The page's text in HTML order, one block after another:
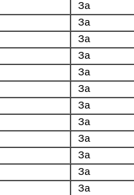
За
За
За
За
За
За
За
За
За
За
За
За